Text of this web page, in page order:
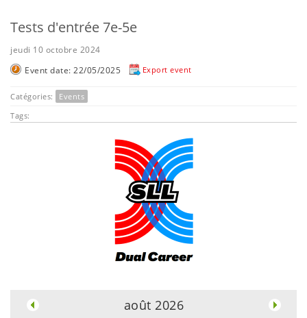
Tests d'entrée 7e-5e
jeudi 10 octobre 2024
Event date: 22/05/2025
Export event
Catégories:
Events
Tags:
août 2026